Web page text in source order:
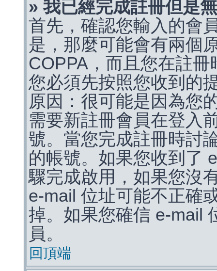
» 我已經完成註冊但是
首先，確認您輸入的會
是，那麼可能會有兩個
COPPA，而且您在註
您必須先按照您收到的
原因：很可能是因為您
需要新註冊會員在登入
號。當您完成註冊時討
的帳號。如果您收到了
驟完成啟用，如果您沒
e-mail 位址可能不正確
掉。如果您確信 e-mail
員。
回頂端